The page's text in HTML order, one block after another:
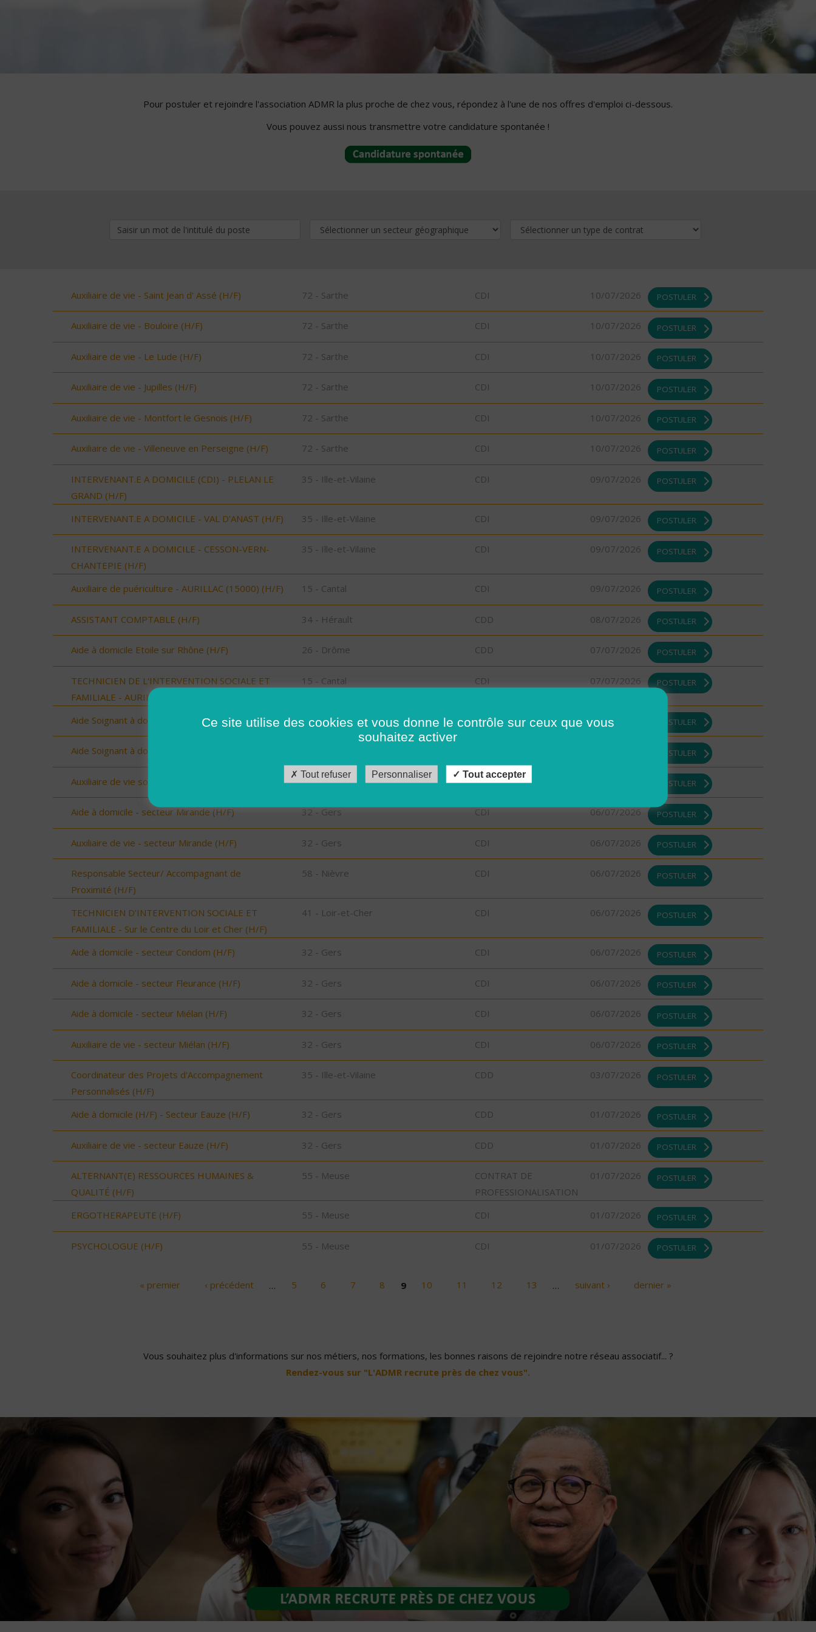
Pour postuler et rejoindre l'association ADMR la plus proche de chez vous, répondez à l'une de nos offres d'emploi ci-dessous.
Vous pouvez aussi nous transmettre votre candidature spontanée !
Auxiliaire de vie - Saint Jean d' Assé (H/F) 72 - Sarthe CDI 10/07/2026 POSTULER
Auxiliaire de vie - Bouloire (H/F) 72 - Sarthe CDI 10/07/2026 POSTULER
Auxiliaire de vie - Le Lude (H/F) 72 - Sarthe CDI 10/07/2026 POSTULER
Auxiliaire de vie - Jupilles (H/F) 72 - Sarthe CDI 10/07/2026 POSTULER
Auxiliaire de vie - Montfort le Gesnois (H/F) 72 - Sarthe CDI 10/07/2026 POSTULER
Auxiliaire de vie - Villeneuve en Perseigne (H/F) 72 - Sarthe CDI 10/07/2026 POSTULER
INTERVENANT.E A DOMICILE (CDI) - PLELAN LE
GRAND (H/F)
35 - Ille-et-Vilaine CDI 09/07/2026 POSTULER
INTERVENANT.E A DOMICILE - VAL D'ANAST (H/F) 35 - Ille-et-Vilaine CDI 09/07/2026 POSTULER
INTERVENANT.E A DOMICILE - CESSON-VERN-
CHANTEPIE (H/F)
35 - Ille-et-Vilaine CDI 09/07/2026 POSTULER
Auxiliaire de puériculture - AURILLAC (15000) (H/F) 15 - Cantal CDI 09/07/2026 POSTULER
ASSISTANT COMPTABLE (H/F) 34 - Hérault CDD 08/07/2026 POSTULER
Aide à domicile Etoile sur Rhône (H/F) 26 - Drôme CDD 07/07/2026 POSTULER
TECHNICIEN DE L'INTERVENTION SOCIALE ET
FAMILIALE - AURILLAC (15000) (H/F)
15 - Cantal CDI 07/07/2026 POSTULER
Aide Soignant à domicile SERIGNAN (H/F) 34 - Hérault CDD 07/07/2026 POSTULER
Aide Soignant à domicile SERIGNAN (H/F) POSTULER
Auxiliaire de vie sociale Etoile sur Rhone (H/F) 26 - Drôme CDD POSTULER
Aide à domicile - secteur Mirande (H/F) 32 - Gers CDI 06/07/2026 POSTULER
Auxiliaire de vie - secteur Mirande (H/F) 32 - Gers CDI 06/07/2026 POSTULER
Responsable Secteur/ Accompagnant de
Proximité (H/F)
58 - Nièvre CDI 06/07/2026 POSTULER
TECHNICIEN D’INTERVENTION SOCIALE ET
FAMILIALE - Sur le Centre du Loir et Cher (H/F)
41 - Loir-et-Cher CDI 06/07/2026 POSTULER
Aide à domicile - secteur Condom (H/F) 32 - Gers CDI 06/07/2026 POSTULER
Aide à domicile - secteur Fleurance (H/F) 32 - Gers CDI 06/07/2026 POSTULER
Aide à domicile - secteur Miélan (H/F) 32 - Gers CDI 06/07/2026 POSTULER
Auxiliaire de vie - secteur Miélan (H/F) 32 - Gers CDI 06/07/2026 POSTULER
Coordinateur des Projets d'Accompagnement
Personnalisés (H/F)
35 - Ille-et-Vilaine CDD 03/07/2026 POSTULER
Aide à domicile (H/F) - Secteur Eauze (H/F) 32 - Gers CDD 01/07/2026 POSTULER
Auxiliaire de vie - secteur Eauze (H/F) 32 - Gers CDD 01/07/2026 POSTULER
ALTERNANT(E) RESSOURCES HUMAINES &
QUALITÉ (H/F)
55 - Meuse
CONTRAT DE
PROFESSIONALISATION
01/07/2026 POSTULER
ERGOTHERAPEUTE (H/F) 55 - Meuse CDI 01/07/2026 POSTULER
PSYCHOLOGUE (H/F) 55 - Meuse CDI 01/07/2026 POSTULER
« premier ‹ précédent … 5 6 7 8 9 10 11 12 13 … suivant › dernier »
Vous souhaitez plus d'informations sur nos métiers, nos formations, les bonnes raisons de rejoindre notre réseau associatif... ?
Rendez-vous sur "L'ADMR recrute près de chez vous".
Ce site utilise des cookies et vous donne le contrôle sur ceux que vous
souhaitez activer
Tout refuser Personnaliser Tout accepter